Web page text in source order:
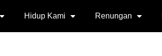
Hidup Kami Renungan